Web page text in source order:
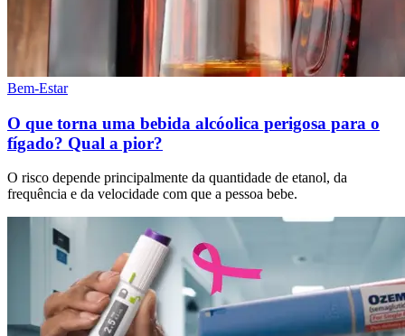
Bem-Estar
O que torna uma bebida alcóolica perigosa para o
fígado? Qual a pior?
O risco depende principalmente da quantidade de etanol, da
frequência e da velocidade com que a pessoa bebe.